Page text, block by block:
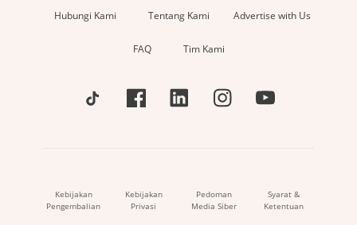
Hubungi Kami Tentang Kami Advertise with Us
FAQ Tim Kami
Kebijakan
Pengembalian
Kebijakan
Privasi
Pedoman
Media Siber
Syarat &
Ketentuan